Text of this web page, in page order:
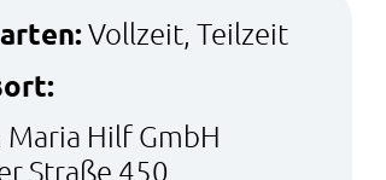
Vollzeit, Teilzeit
Maria Hilf GmbH
Straße 450